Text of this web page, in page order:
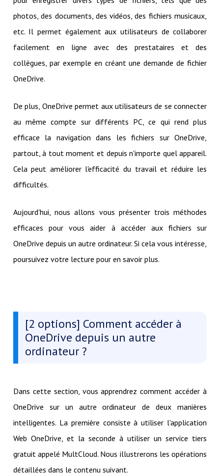
photos, des documents, des vidéos, des fichiers musicaux,
etc. Il permet également aux utilisateurs de collaborer
facilement en ligne avec des prestataires et des
collègues, par exemple en créant une demande de fichier
OneDrive.
De plus, OneDrive permet aux utilisateurs de se connecter
au même compte sur différents PC, ce qui rend plus
efficace la navigation dans les fichiers sur OneDrive,
partout, à tout moment et depuis n'importe quel appareil.
Cela peut améliorer l'efficacité du travail et réduire les
difficultés.
Aujourd'hui, nous allons vous présenter trois méthodes
efficaces pour vous aider à accéder aux fichiers sur
OneDrive depuis un autre ordinateur. Si cela vous intéresse,
poursuivez votre lecture pour en savoir plus.
[2 options] Comment accéder à
OneDrive depuis un autre
ordinateur ?
Dans cette section, vous apprendrez comment accéder à
OneDrive sur un autre ordinateur de deux manières
intelligentes. La première consiste à utiliser l'application
Web OneDrive, et la seconde à utiliser un service tiers
gratuit appelé MultCloud. Nous illustrerons les opérations
détaillées dans le contenu suivant.